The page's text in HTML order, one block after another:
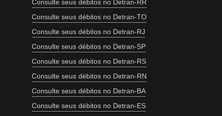
Consulte seus débitos no Detran-RR
Consulte seus débitos no Detran-TO
Consulte seus débitos no Detran-RJ
Consulte seus débitos no Detran-SP
Consulte seus débitos no Detran-RS
Consulte seus débitos no Detran-RN
Consulte seus débitos no Detran-BA
Consulte seus débitos no Detran-ES